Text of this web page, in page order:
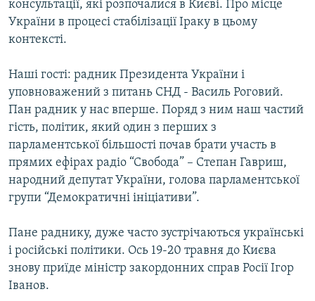
консультації, які розпочалися в Києві. Про місце
України в процесі стабілізації Іраку в цьому
контексті.
Наші гості: радник Президента України і
уповноважений з питань СНД - Василь Роговий.
Пан радник у нас вперше. Поряд з ним наш частий
гість, політик, який один з перших з
парламентської більшості почав брати участь в
прямих ефірах радіо “Свобода” – Степан Гавриш,
народний депутат України, голова парламентської
групи “Демократичні ініціативи”.
Пане раднику, дуже часто зустрічаються українські
і російські політики. Ось 19-20 травня до Києва
знову приїде міністр закордонних справ Росії Ігор
Іванов.